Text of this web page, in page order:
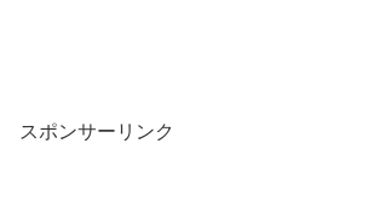
スポンサーリンク